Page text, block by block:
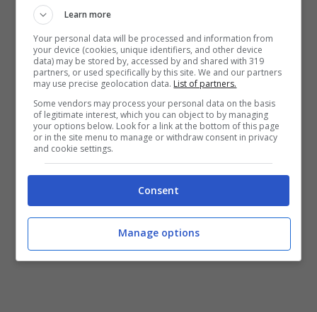
essenziale è che non necessita di
attrezzatura particolare
Learn more
Your personal data will be processed and information from
your device (cookies, unique identifiers, and other device
data) may be stored by, accessed by and shared with 319
partners, or used specifically by this site. We and our partners
may use precise geolocation data. List of partners.
Some vendors may process your personal data on the basis
of legitimate interest, which you can object to by managing
your options below. Look for a link at the bottom of this page
or in the site menu to manage or withdraw consent in privacy
and cookie settings.
Consent
Manage options